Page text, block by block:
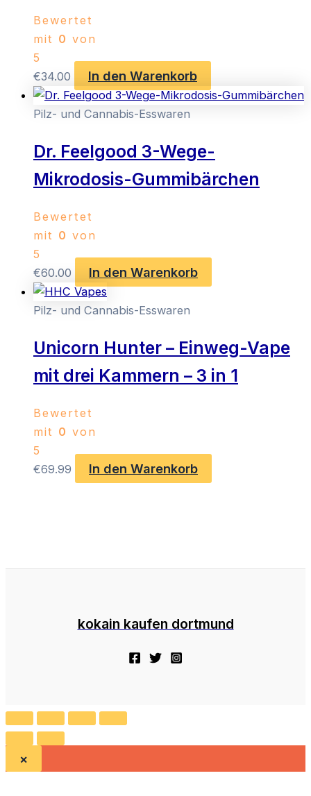
Bewertet
mit 0 von
5
€34.00 In den Warenkorb
Pilz- und Cannabis-Esswaren
Dr. Feelgood 3-Wege-
Mikrodosis-Gummibärchen
Bewertet
mit 0 von
5
€60.00 In den Warenkorb
Pilz- und Cannabis-Esswaren
Unicorn Hunter – Einweg-Vape
mit drei Kammern – 3 in 1
Bewertet
mit 0 von
5
€69.99 In den Warenkorb
kokain kaufen dortmund
×